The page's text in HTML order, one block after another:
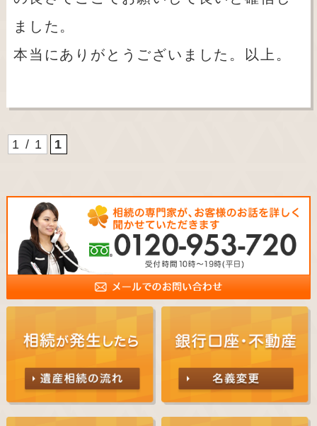
ました。
本当にありがとうございました。以上。
1 / 1 1